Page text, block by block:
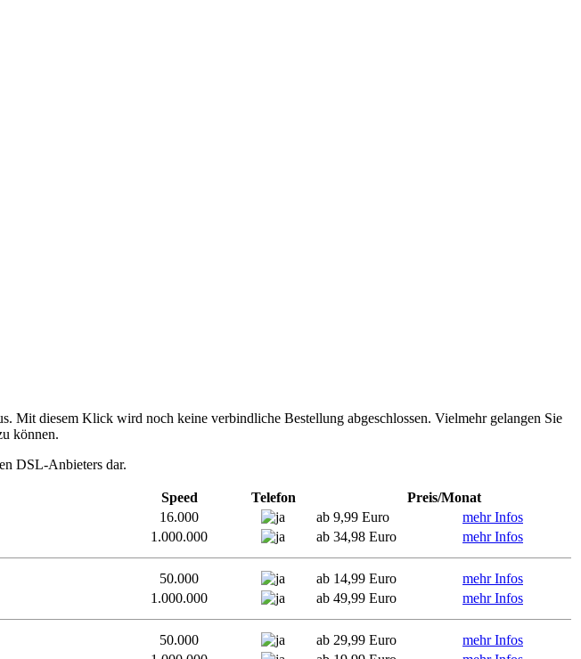
Mit diesem Klick wird noch keine verbindliche Bestellung abgeschlossen. Vielmehr gelangen Sie
können.
DSL-Anbieters dar.
Speed Telefon Preis/Monat
16.000 ab 9,99 Euro
mehr Infos
1.000.000 ab 34,98 Euro mehr Infos
50.000 ab 14,99 Euro
mehr Infos
1.000.000 ab 49,99 Euro mehr Infos
50.000 ab 29,99 Euro
mehr Infos